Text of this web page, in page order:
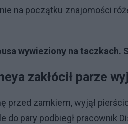
na początku znajomości
wywieziony na taczkach.
zakłócił parze
przed zamkiem, wyjął
do pary podbiegł pracownik